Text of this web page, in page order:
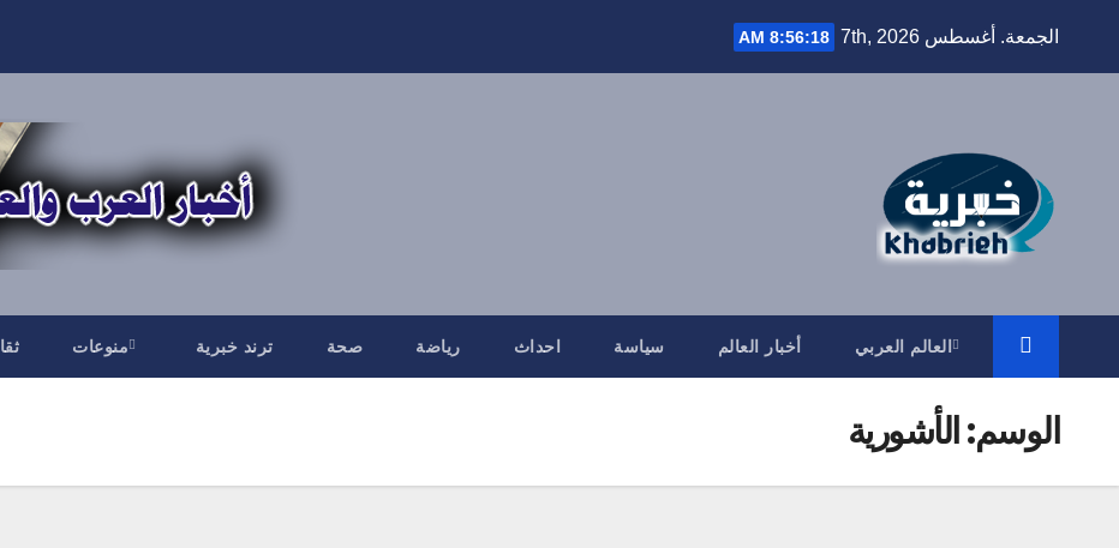
الجمعة. أغسطس 7th, 2026 8:56:19 AM
العالم العربي أخبار العالم سياسة احداث رياضة صحة ترند خبرية منوعات
الوسم: الأشورية